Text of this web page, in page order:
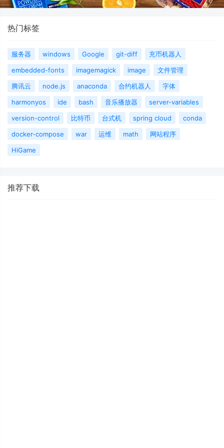
热门标签
服务器 windows Google git-diff
充币机器人
embedded-fonts
imagemagick image
文件管理
腾讯云
node.js anaconda 合约机器人
字体
harmonyos
ide bash 音乐播放器
server-variables
version-control
比特币 台式机 spring cloud
conda
docker-compose
war 运维 math
网站程序
HiGame
推荐下载